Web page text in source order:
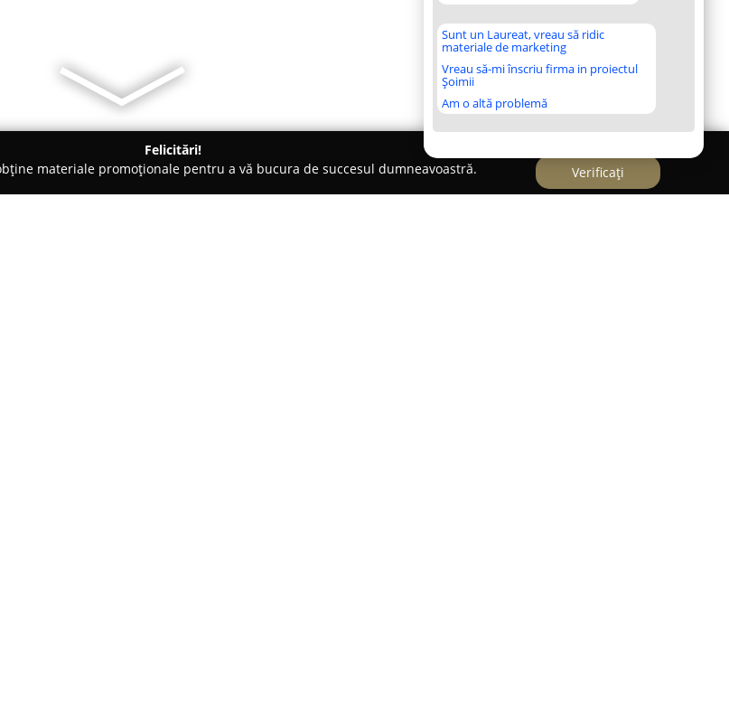
Sunt un Laureat, vreau să ridic
materiale de marketing
Vreau să-mi înscriu firma in proiectul
Șoimii
Am o altă problemă
Felicitări!
materiale promoționale pentru a vă bucura de succesul dumneavoastră.
Verificați